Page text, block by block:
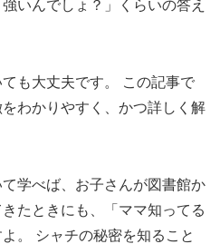
いんでしょ？」くらいの答え
も大丈夫です。 この記事で
わかりやすく、かつ詳しく解
学べば、お子さんが図書館か
たときにも、「ママ知ってる
。 シャチの秘密を知ること